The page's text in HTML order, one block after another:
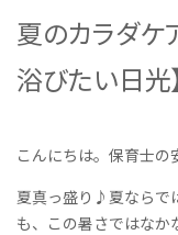
夏のカラダケ
浴びたい日光】
こんにちは。保育士の
夏真っ盛り♪夏ならで
も、この暑さではなか